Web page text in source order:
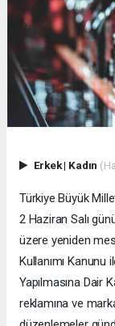
Erkek| Kadın
Türkiye Büyük
2 Haziran Salı
üzere yeniden
Kullanımı Kanunu
Yapılmasına Dair
reklamına ve